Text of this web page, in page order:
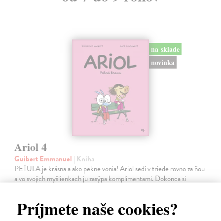
Príjmete naše cookies?
na sklade
novinka
Ariol 4
Guibert Emmanuel | Kniha
PEŤULA je krásna a ako pekne vonia! Ariol sedí v triede rovno za ňou
a vo svojich myšlienkach ju zasýpa komplimentami. Dokonca si
Na sklade